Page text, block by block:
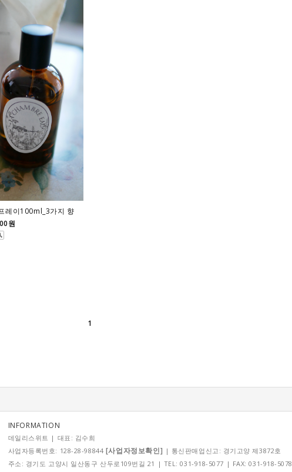
레이100ml_3가지 향
원
1
INFORMATION
데일리스위트 | 대표: 김수희
사업자등록번호: 128-28-98844 [사업자정보확인] | 통신판매업신고: 경기고양 제3872호
주소: 경기도 고양시 일산동구 산두로109번길 21 | TEL: 031-918-5077 | FAX: 031-918-5078